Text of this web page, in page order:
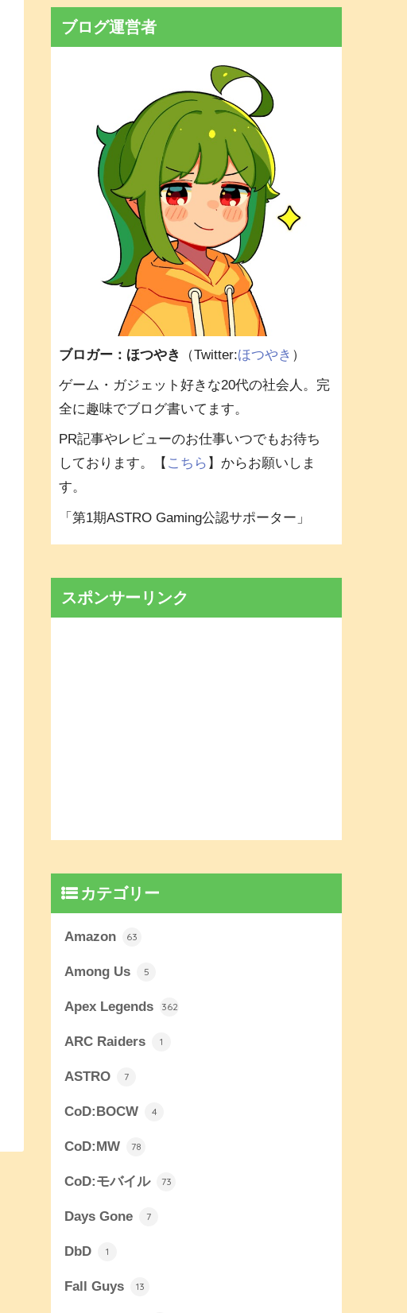
ブログ運営者
ブロガー：ほつやき （Twitter:ほつやき ）
ゲーム・ガジェット好きな20代の社会人。完
全に趣味でブログ書いてます。
PR記事やレビューのお仕事いつでもお待ち
しております。【 こちら 】からお願いしま
す。
「第1期ASTRO Gaming公認サポーター」
スポンサーリンク
カテゴリー
Amazon 63
Among Us 5
Apex Legends 362
ARC Raiders 1
ASTRO 7
CoD:BOCW 4
CoD:MW 78
CoD:モバイル 73
Days Gone 7
DbD 1
Fall Guys 13